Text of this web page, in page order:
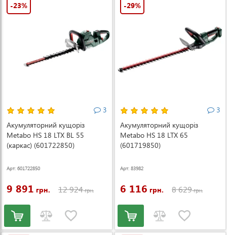
-23%
3
Акумуляторний кущоріз
Metabo HS 18 LTX BL 55
(каркас) (601722850)
Арт: 601722850
9 891 грн. 12 924грн.
-29%
3
Акумуляторний кущоріз
Metabo HS 18 LTX 65
(601719850)
Арт: 83982
6 116 грн. 8 629грн.